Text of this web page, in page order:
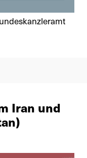
Iran und